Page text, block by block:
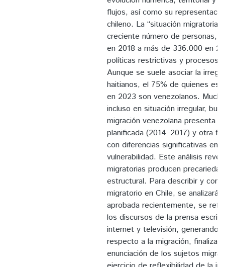
flujos, así como su
chileno. La “situación migratoria
creciente número de personas,
en 2018 a más de 336.000 en
políticas restrictivas y procesos
Aunque se suele asociar la
haitianos, el 75% de quienes
en 2023 son venezolanos.
incluso en situación irregular,
migración venezolana presenta
planificada (2014–2017) y otra
con diferencias significativas en
vulnerabilidad. Este análisis
migratorias producen
estructural. Para describir y
migratorio en Chile, se analizará
aprobada recientemente, se
los discursos de la prensa
internet y televisión, generando
respecto a la migración,
enunciación de los sujetos